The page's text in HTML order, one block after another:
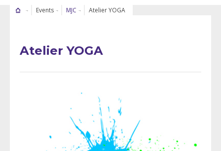
Events MJC Atelier YOGA
Atelier YOGA